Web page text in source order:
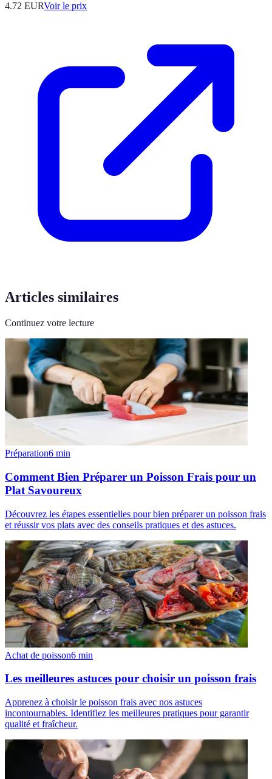
4.72 EURVoir le prix
Articles similaires
Continuez votre lecture
Préparation6 min
Comment Bien Préparer un Poisson Frais pour un
Plat Savoureux
Découvrez les étapes essentielles pour bien préparer un poisson frais
et réussir vos plats avec des conseils pratiques et des astuces.
Achat de poisson6 min
Les meilleures astuces pour choisir un poisson frais
Apprenez à choisir le poisson frais avec nos astuces
incontournables. Identifiez les meilleures pratiques pour garantir
qualité et fraîcheur.